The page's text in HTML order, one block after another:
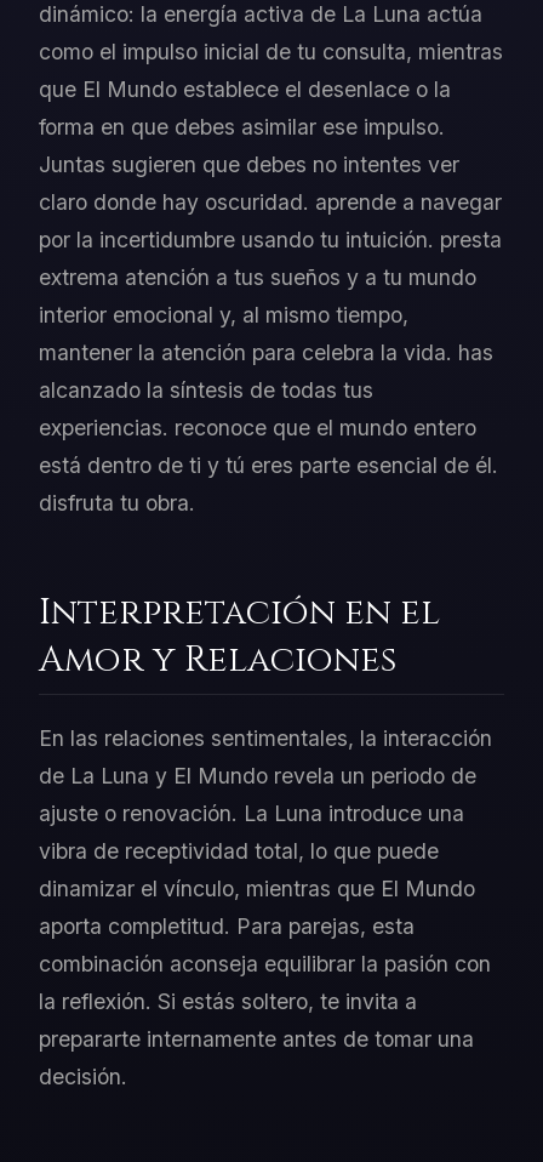
dinámico: la energía activa de La Luna actúa
como el impulso inicial de tu consulta, mientras
que El Mundo establece el desenlace o la
forma en que debes asimilar ese impulso.
Juntas sugieren que debes no intentes ver
claro donde hay oscuridad. aprende a navegar
por la incertidumbre usando tu intuición. presta
extrema atención a tus sueños y a tu mundo
interior emocional y, al mismo tiempo,
mantener la atención para celebra la vida. has
alcanzado la síntesis de todas tus
experiencias. reconoce que el mundo entero
está dentro de ti y tú eres parte esencial de él.
disfruta tu obra.
Interpretación en el
Amor y Relaciones
En las relaciones sentimentales, la interacción
de La Luna y El Mundo revela un periodo de
ajuste o renovación. La Luna introduce una
vibra de receptividad total, lo que puede
dinamizar el vínculo, mientras que El Mundo
aporta completitud. Para parejas, esta
combinación aconseja equilibrar la pasión con
la reflexión. Si estás soltero, te invita a
prepararte internamente antes de tomar una
decisión.